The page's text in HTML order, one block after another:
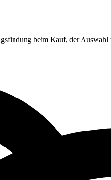
beim Kauf, der